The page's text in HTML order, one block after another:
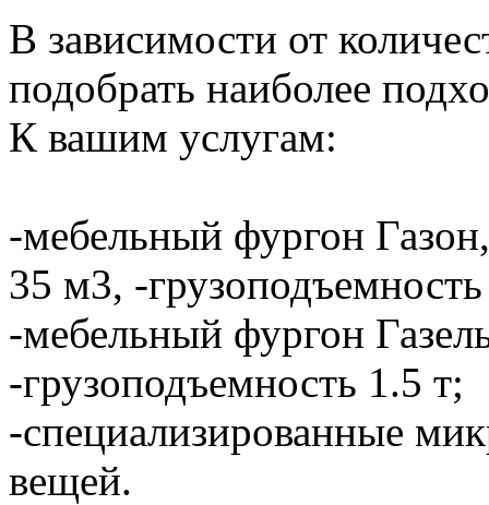
В зависимости от
подобрать наиболее
К вашим услугам:
-мебельный фургон
35 м3, -
-мебельный фургон
-грузоподъемность 1.5 т;
-специализированные
вещей.